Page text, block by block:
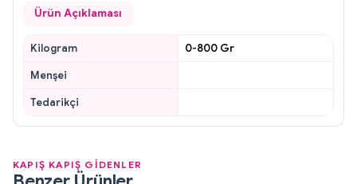
Ürün Açıklaması
Kilogram
0-800 Gr
Menşei
Tedarikçi
KAPIŞ KAPIŞ GİDENLER